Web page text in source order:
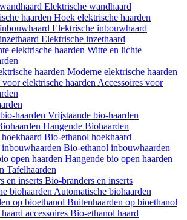
Elektrische wandhaard
Hoek elektrische haarden
Elektrische inbouwhaard
Elektrische inzethaard
Witte en lichte
Moderne elektrische haarden
Accessoires voor
Vrijstaande bio-haarden
Hangende Biohaarden
Bio-ethanol hoekhaard
Bio-ethanol inbouwhaarden
Hangende bio open haarden
Tafelhaarden
Bio-branders en inserts
Automatische biohaarden
Buitenhaarden op bioethanol
Bio-ethanol haard